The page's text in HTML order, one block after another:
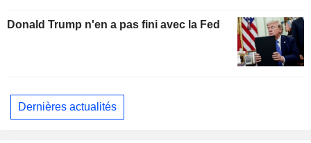
Donald Trump n'en a pas fini avec la Fed
Dernières actualités